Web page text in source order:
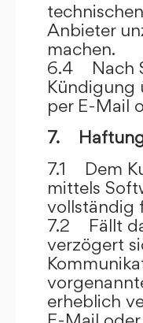
Anbieter
machen.
6.4 Nach
Kündigung
per E-Mail
7. Haftung
7.1 Dem
mittels
vollständig
7.2 Fällt
verzögert
erheblich